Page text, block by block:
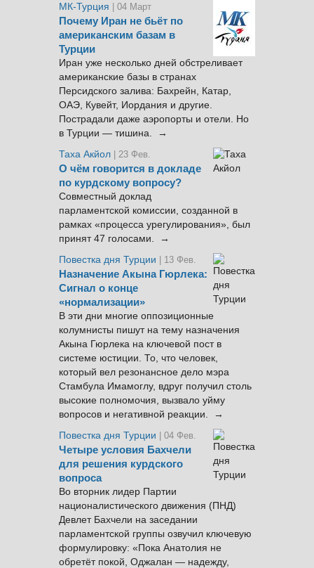
МК-Турция | 04 Март
Почему Иран не бьёт по
американским базам в
Турции
Иран уже несколько дней обстреливает
американские базы в странах
Персидского залива: Бахрейн, Катар,
ОАЭ, Кувейт, Иордания и другие.
Пострадали даже аэропорты и отели. Но
в Турции — тишина. →
Таха Акйол | 23 Фев.
О чём говорится в докладе
по курдскому вопросу?
Совместный доклад
парламентской комиссии, созданной в
рамках «процесса урегулирования», был
принят 47 голосами. →
Повестка дня Турции
| 13 Фев.
Назначение Акына Гюрлека:
Сигнал о конце
«нормализации»
В эти дни многие оппозиционные
колумнисты пишут на тему назначения
Акына Гюрлека на ключевой пост в
системе юстиции. То, что человек,
который вел резонансное дело мэра
Стамбула Имамоглу, вдруг получил столь
высокие полномочия, вызвало уйму
вопросов и негативной реакции. →
Повестка дня Турции
| 04 Фев.
Четыре условия Бахчели
для решения курдского
вопроса
Во вторник лидер Партии
националистического движения (ПНД)
Девлет Бахчели на заседании
парламентской группы озвучил ключевую
формулировку: «Пока Анатолия не
обретёт покой, Оджалан — надежду,